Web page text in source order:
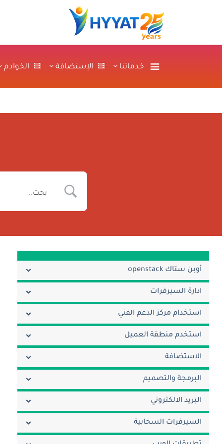
خدماتنا الإستضافة الخوادم
أوبن ستاك openstack
ادارة السيرفرات
استخدام مركز الدعم الفني
استخدم منطقة العميل
الاستضافة
البرمجة والتصميم
البريد الالكتروني
السيرفرات السحابية